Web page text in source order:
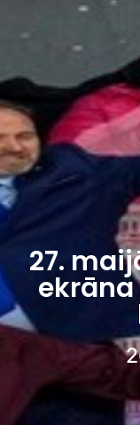
27.